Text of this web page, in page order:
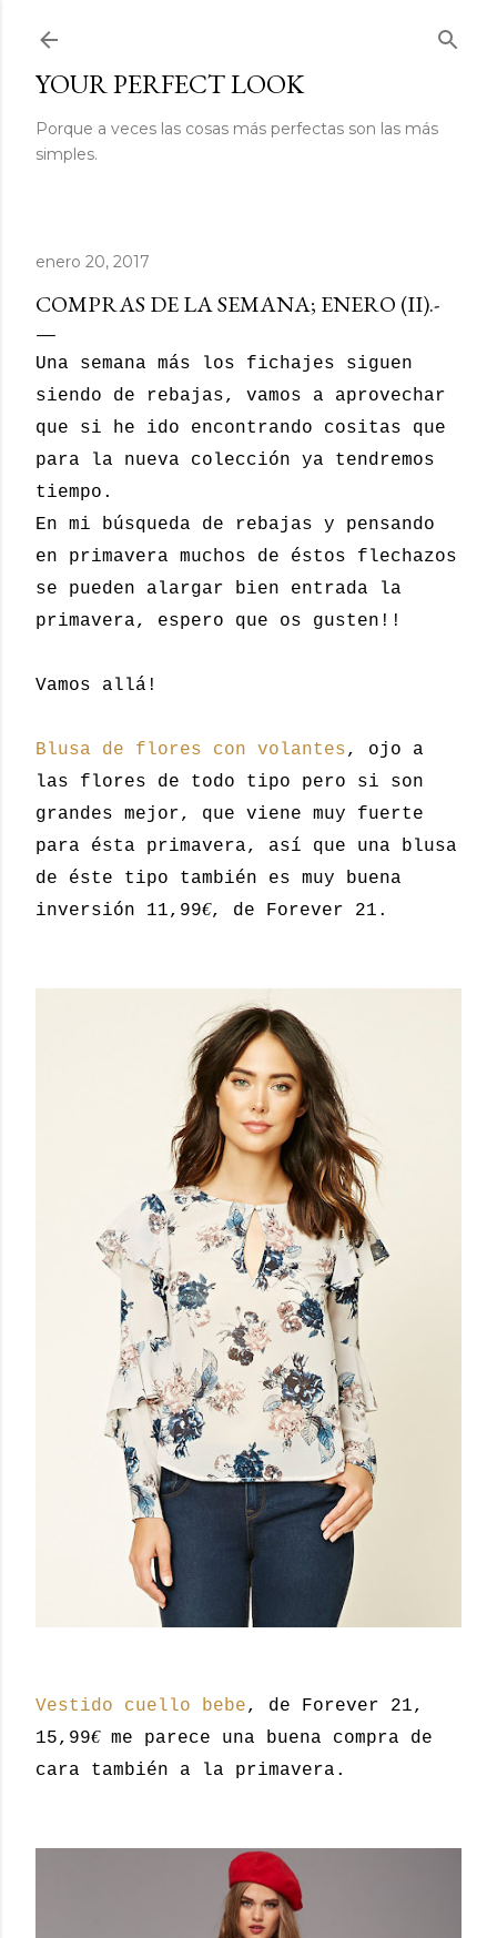
YOUR PERFECT LOOK
Porque a veces las cosas más perfectas son las más
simples.
enero 20, 2017
COMPRAS DE LA SEMANA; ENERO (II).-
Una semana más los fichajes siguen
siendo de rebajas, vamos a aprovechar
que si he ido encontrando cositas que
para la nueva colección ya tendremos
tiempo.
En mi búsqueda de rebajas y pensando
en primavera muchos de éstos flechazos
se pueden alargar bien entrada la
primavera, espero que os gusten!!
Vamos allá!
Blusa de flores con volantes, ojo a
las flores de todo tipo pero si son
grandes mejor, que viene muy fuerte
para ésta primavera, así que una blusa
de éste tipo también es muy buena
inversión 11,99€, de Forever 21.
Vestido cuello bebe, de Forever 21,
15,99€me parece una buena compra de
cara también a la primavera.